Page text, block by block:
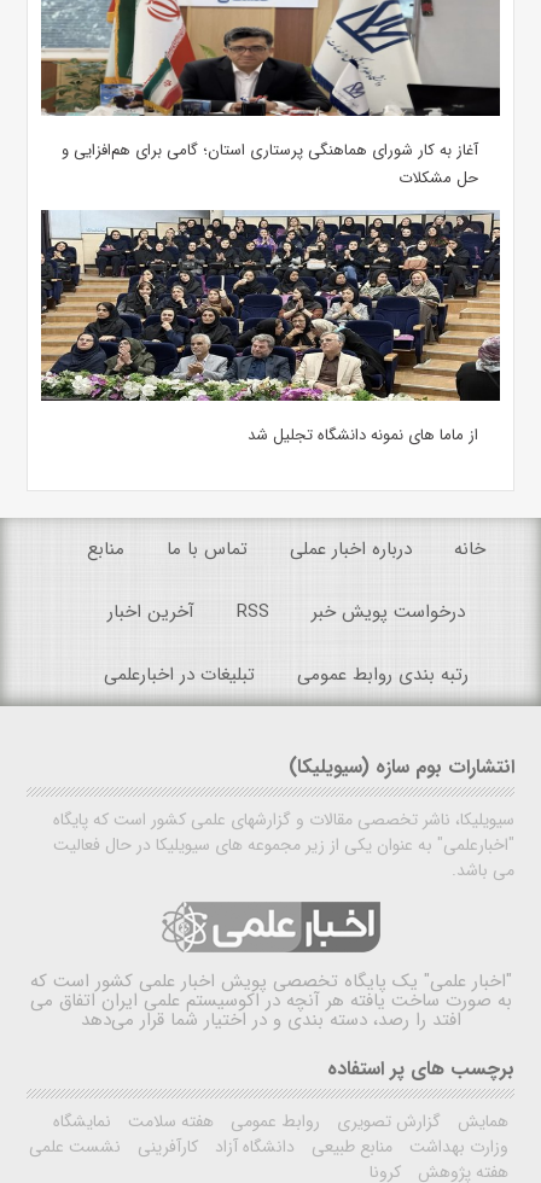
آغاز به کار شورای هماهنگی پرستاری استان؛ گامی برای هم‌افزایی و
حل مشکلات
از ماما های نمونه دانشگاه تجلیل شد
خانه درباره اخبار عملی تماس با ما منابع
درخواست پویش خبر RSS آخرین اخبار
رتبه بندی روابط عمومی تبلیغات در اخبارعلمی
انتشارات بوم سازه (سیویلیکا)
سیویلیکا، ناشر تخصصی مقالات و گزارشهای علمی کشور است که پایگاه
"اخبارعلمی" به عنوان یکی از زیر مجموعه های سیویلیکا در حال فعالیت
می باشد.
"اخبار علمی" یک پایگاه تخصصی پویش اخبار علمی کشور است که
به صورت ساخت یافته هر آنچه در اکوسیستم علمی ایران اتفاق می
افتد را رصد، دسته بندی و در اختیار شما قرار می‌دهد
برچسب های پر استفاده
همایش گزارش تصویری روابط عمومی هفته سلامت
نمایشگاه
وزارت بهداشت
منابع طبیعی دانشگاه آزاد کارآفرینی
نشست علمی
هفته پژوهش
کرونا